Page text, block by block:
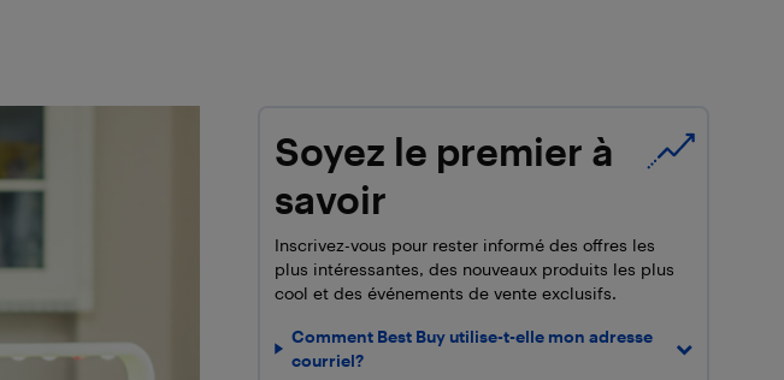
Soyez le premier à
savoir
Inscrivez-vous pour rester informé des offres les
plus intéressantes, des nouveaux produits les plus
cool et des événements de vente exclusifs.
Comment Best Buy utilise-t-elle mon adresse
courriel?